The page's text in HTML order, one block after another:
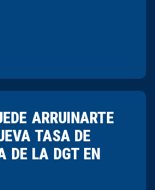
ARRUINARTE
TASA DE
DE LA DGT EN